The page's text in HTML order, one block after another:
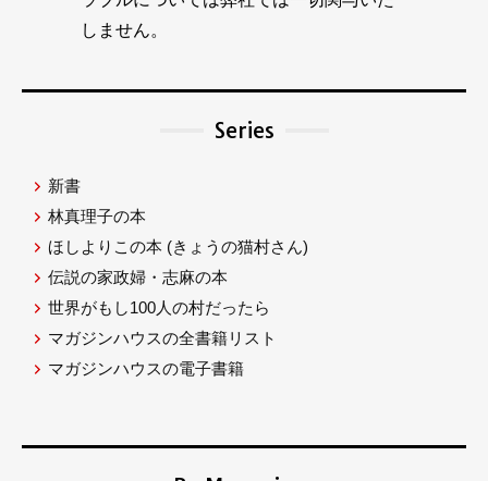
しません。
Series
新書
林真理子の本
ほしよりこの本 (きょうの猫村さん)
伝説の家政婦・志麻の本
世界がもし100人の村だったら
マガジンハウスの全書籍リスト
マガジンハウスの電子書籍